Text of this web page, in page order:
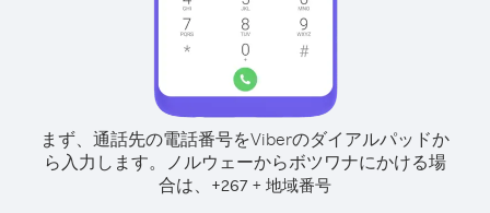
まず、通話先の電話番号をViberのダイアルパッドか
ら入力します。
ノルウェーからボツワナにかける場
合は、 +267 + 地域番号